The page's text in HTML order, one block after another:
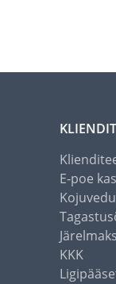
E-poe
Järelmaks
KKK